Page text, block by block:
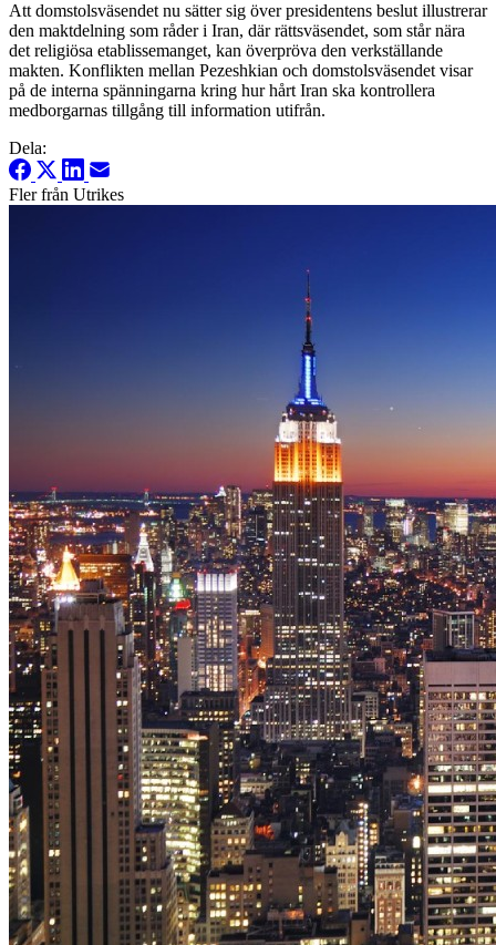
Att domstolsväsendet nu sätter sig över presidentens beslut illustrerar
den maktdelning som råder i Iran, där rättsväsendet, som står nära
det religiösa etablissemanget, kan överpröva den verkställande
makten. Konflikten mellan Pezeshkian och domstolsväsendet visar
på de interna spänningarna kring hur hårt Iran ska kontrollera
medborgarnas tillgång till information utifrån.
Dela:
Fler från Utrikes